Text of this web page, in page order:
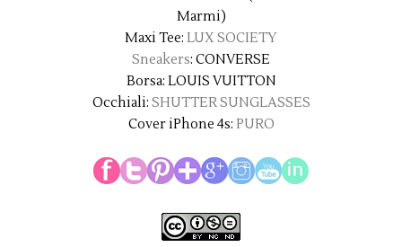
Marmi)
Maxi Tee: LUX SOCIETY
Sneakers: CONVERSE
Borsa: LOUIS VUITTON
Occhiali: SHUTTER SUNGLASSES
Cover iPhone 4s: PURO